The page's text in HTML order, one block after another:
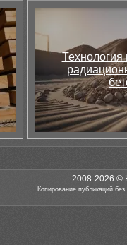
Технология
2008-2026 ©
Копирование публикаций